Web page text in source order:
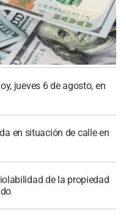
jueves 6 de agosto, en
en situación de calle en
de la propiedad